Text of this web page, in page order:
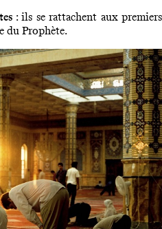
: ils se rattachent aux premiers
du Prophète.